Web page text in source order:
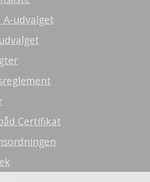
A-udvalget
Certifikat